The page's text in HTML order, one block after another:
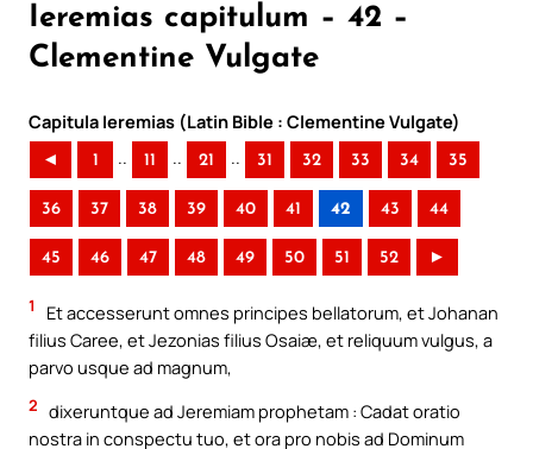
Ieremias capitulum – 42 –
Clementine Vulgate
Capitula Ieremias (Latin Bible : Clementine Vulgate)
◄ 1 .. 11 .. 21 .. 31 32 33 34 35
36 37 38 39 40 41 42 43 44
45 46 47 48 49 50 51 52 ►
1
Et accesserunt omnes principes bellatorum, et Johanan
filius Caree, et Jezonias filius Osaiæ, et reliquum vulgus, a
parvo usque ad magnum,
2 dixeruntque ad Jeremiam prophetam : Cadat oratio
nostra in conspectu tuo, et ora pro nobis ad Dominum